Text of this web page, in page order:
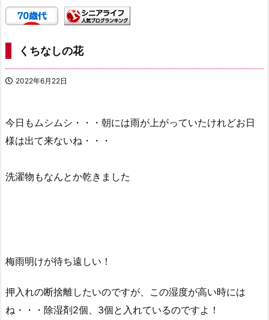
くちなしの花
2022年6月22日
今日もムシムシ・・・朝には雨が上がっていたけれどお日
様は出て来ないね・・・
洗濯物もなんとか乾きました
梅雨明けが待ち遠しい！
押入れの断捨離したいのですが、この湿度が高い時には
ね・・・除湿剤2個、3個と入れているのですよ！